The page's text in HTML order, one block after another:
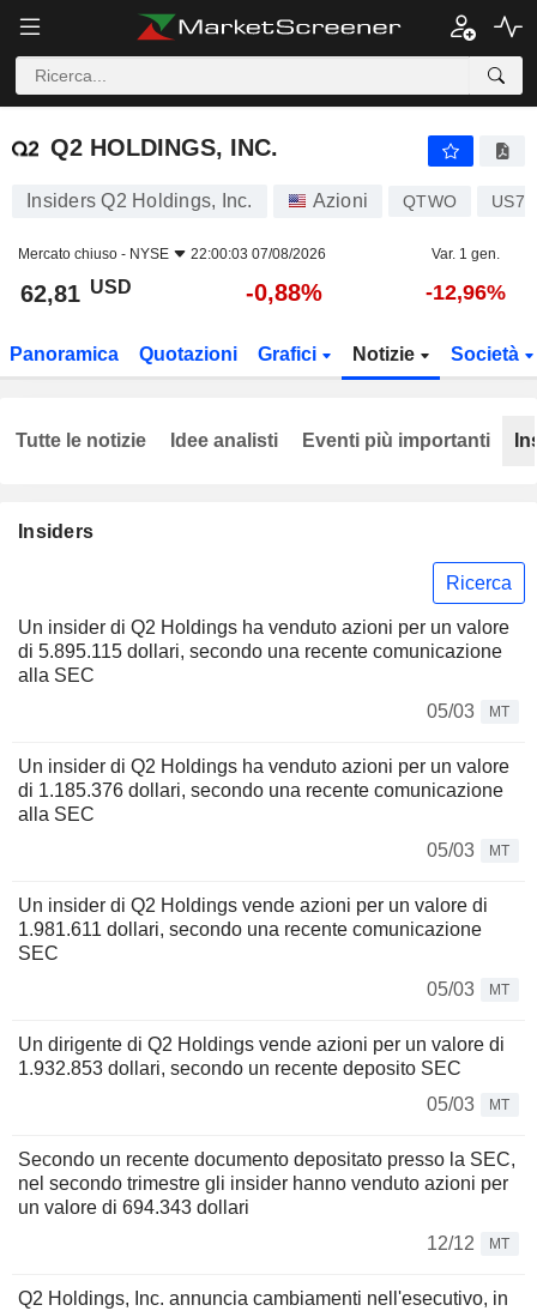
Q2 HOLDINGS, INC.
Q2 HOLDINGS, INC.
Insiders Q2 Holdings, Inc. Azioni QTWO
Mercato chiuso - NYSE 22:00:03 07/08/2026 Var. 1 gen.
62,81 USD -0,88% -12,96%
Panoramica Quotazioni Grafici Notizie Società
Insiders
Ricerca
Un insider di Q2 Holdings ha venduto azioni per un valore
di 5.895.115 dollari, secondo una recente comunicazione
alla SEC
05/03
MT
Un insider di Q2 Holdings ha venduto azioni per un valore
di 1.185.376 dollari, secondo una recente comunicazione
alla SEC
05/03
MT
Un insider di Q2 Holdings vende azioni per un valore di
1.981.611 dollari, secondo una recente comunicazione
SEC
05/03
MT
Un dirigente di Q2 Holdings vende azioni per un valore di
1.932.853 dollari, secondo un recente deposito SEC
05/03
MT
Secondo un recente documento depositato presso la SEC,
nel secondo trimestre gli insider hanno venduto azioni per
un valore di 694.343 dollari
12/12
MT
Q2 Holdings, Inc. annuncia cambiamenti nell'esecutivo, in
Tutte le notizie Idee analisti Eventi più importanti